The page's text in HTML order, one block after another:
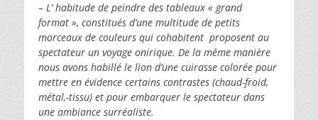
– L’ habitude de peindre des tableaux « grand
format », constitués d’une multitude de petits
morceaux de couleurs qui cohabitent proposent au
spectateur un voyage onirique. De la même manière
nous avons habillé le lion d’une cuirasse colorée pour
mettre en évidence certains contrastes (chaud-froid,
métal,-tissu) et pour embarquer le spectateur dans
une ambiance surréaliste.